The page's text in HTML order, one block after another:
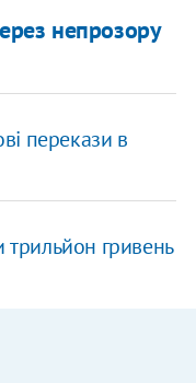
непрозору
перекази в
гривень